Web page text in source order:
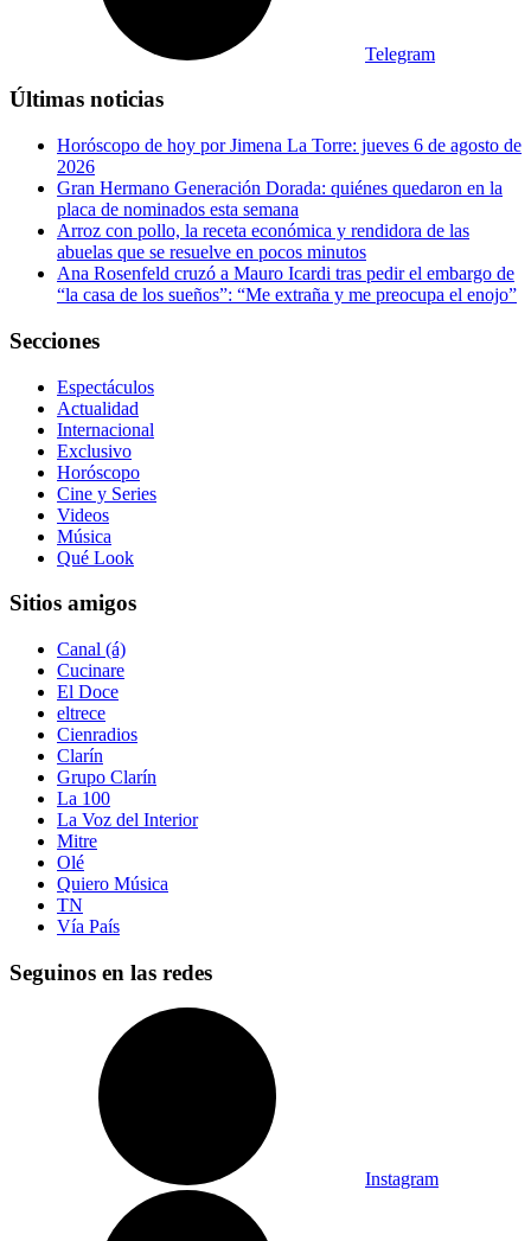
Telegram
Últimas noticias
Horóscopo de hoy por Jimena La Torre: jueves 6 de agosto de
2026
Gran Hermano Generación Dorada: quiénes quedaron en la
placa de nominados esta semana
Arroz con pollo, la receta económica y rendidora de las
abuelas que se resuelve en pocos minutos
Ana Rosenfeld cruzó a Mauro Icardi tras pedir el embargo de
“la casa de los sueños”: “Me extraña y me preocupa el enojo”
Secciones
Espectáculos
Actualidad
Internacional
Exclusivo
Horóscopo
Cine y Series
Videos
Música
Qué Look
Sitios amigos
Canal (á)
Cucinare
El Doce
eltrece
Cienradios
Clarín
Grupo Clarín
La 100
La Voz del Interior
Mitre
Olé
Quiero Música
TN
Vía País
Seguinos en las redes
Instagram